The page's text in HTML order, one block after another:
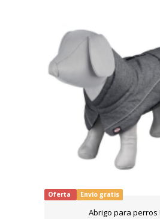
Oferta Envío gratis
Abrigo para perros